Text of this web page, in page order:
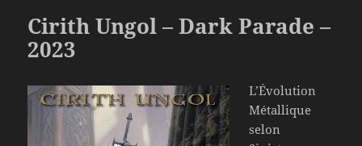
Cirith Ungol – Dark Parade –
2023
L’Évolution
Métallique
selon